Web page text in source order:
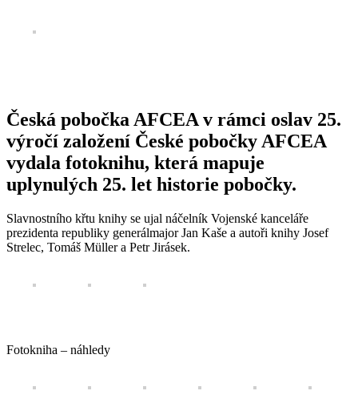
Česká pobočka AFCEA v rámci oslav 25.
výročí založení České pobočky AFCEA
vydala fotoknihu, která mapuje
uplynulých 25. let historie pobočky.
Slavnostního křtu knihy se ujal náčelník Vojenské kanceláře
prezidenta republiky generálmajor Jan Kaše a autoři knihy Josef
Strelec, Tomáš Müller a Petr Jirásek.
Fotokniha – náhledy